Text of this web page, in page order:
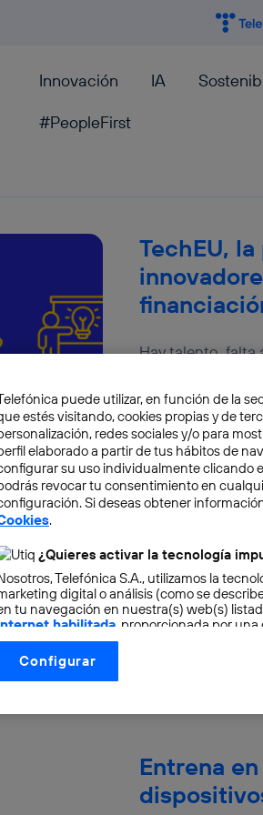
Innovación IA
#PeopleFirst
TechEU,
Hay talento, falta
idea o talento,
Isabella Valente
Magnific:
Si tuvieses que
productos de
OpenAI, Google,
Entrena
puede utilizar, en función de la
estés visitando, cookies propias y de
redes sociales y/o para
elaborado a partir de tus hábitos de
su uso individualmente clicando
revocar tu consentimiento en
Si deseas obtener
.
¿Quieres activar la tecnología
Telefónica S.A., utilizamos la
digital o análisis (como se
tu navegación en nuestra(s) web(s)
habilitada , proporcionada por
tu consentimiento en cada página
La tecnología Utiq está diseñada con la
Este identificador se asigna a la conexión
Configurar